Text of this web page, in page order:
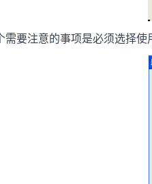
需要注意的事项是必须选择使